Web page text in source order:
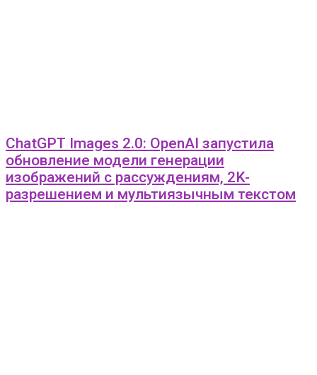
ChatGPT Images 2.0: OpenAI запустила
обновление модели генерации
изображений с рассуждениям, 2K-
разрешением и мультиязычным текстом